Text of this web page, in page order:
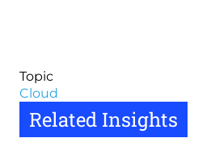
Topic
Cloud
Related Insights